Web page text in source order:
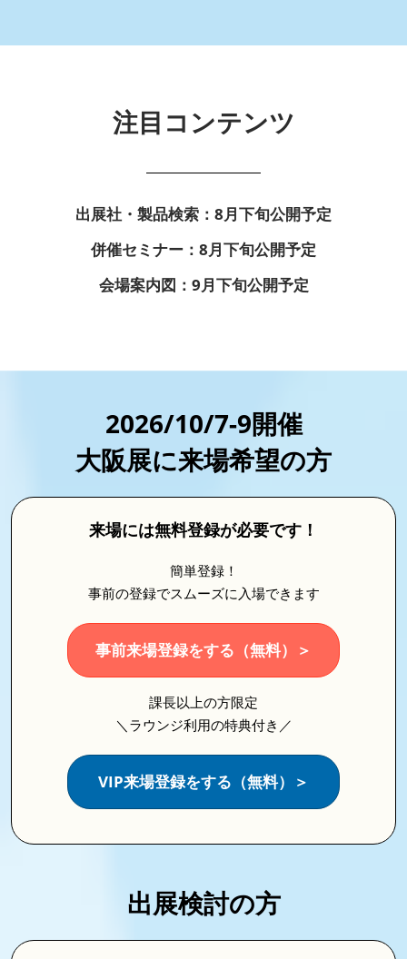
注目コンテンツ
出展社・製品検索：8月下旬公開予定
併催セミナー：8月下旬公開予定
会場案内図：9月下旬公開予定
2026/10/7-9開催
大阪展に来場希望の方
来場には無料登録が必要です！
簡単登録！
事前の登録でスムーズに入場できます
事前来場登録をする（無料）＞
課長以上の方限定
＼ラウンジ利用の特典付き／
VIP来場登録をする（無料）＞
出展検討の方